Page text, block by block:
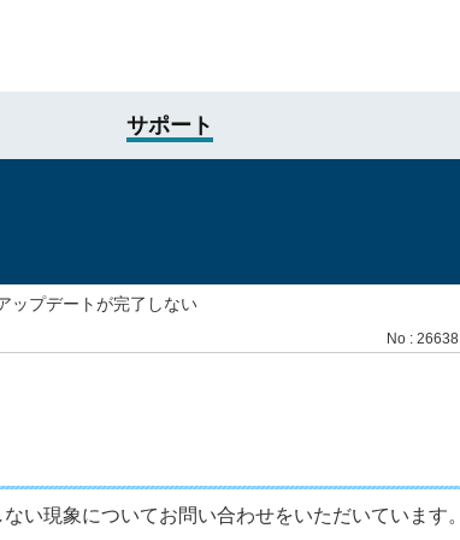
サポート
ップデートが完了しない
No : 26638
い現象についてお問い合わせをいただいています。